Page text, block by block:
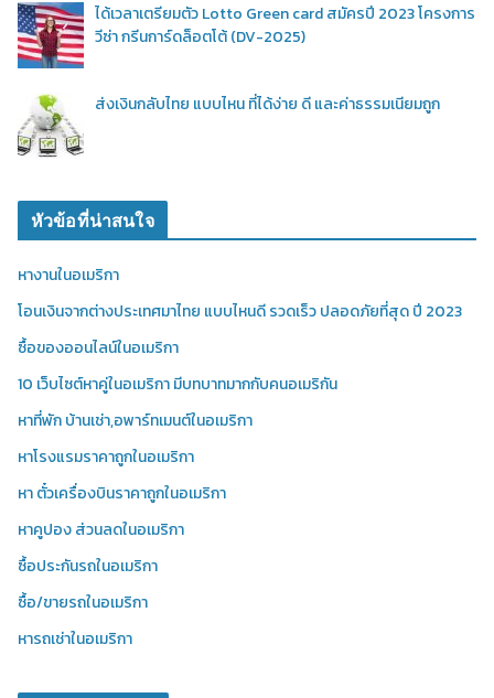
ได้เวลาเตรียมตัว Lotto Green card สมัครปี 2023 โครงการ
วีซ่า กรีนการ์ดล็อตโต้ (DV-2025)
ส่งเงินกลับไทย แบบไหน ที่ได้ง่าย ดี และค่าธรรมเนียมถูก
หัวข้อที่น่าสนใจ
หางานในอเมริกา
โอนเงินจากต่างประเทศมาไทย แบบไหนดี รวดเร็ว ปลอดภัยที่สุด ปี 2023
ซื้อของออนไลน์ในอเมริกา
10 เว็บไซต์หาคู่ในอเมริกา มีบทบาทมากกับคนอเมริกัน
หาที่พัก บ้านเช่า,อพาร์ทเมนต์ในอเมริกา
หาโรงแรมราคาถูกในอเมริกา
หา ตั๋วเครื่องบินราคาถูกในอเมริกา
หาคูปอง ส่วนลดในอเมริกา
ซื้อประกันรถในอเมริกา
ซื้อ/ขายรถในอเมริกา
หารถเช่าในอเมริกา